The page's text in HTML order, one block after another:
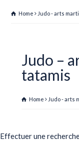
Home Judo - arts
Judo –
tatamis
Home Judo - arts
Effectuer une